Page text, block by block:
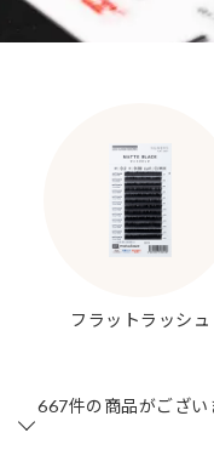
フラットラッシュ
667件の商品がござい